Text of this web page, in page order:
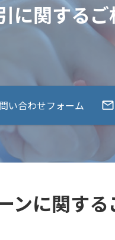
に関する
い合わせフォーム
ンに関する